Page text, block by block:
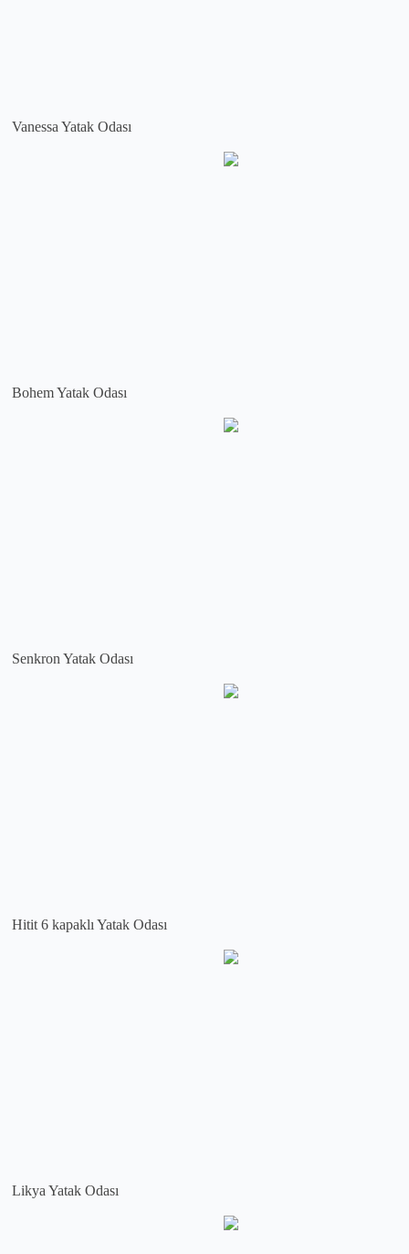
Vanessa Yatak Odası
Bohem Yatak Odası
Senkron Yatak Odası
Hitit 6 kapaklı Yatak Odası
Likya Yatak Odası